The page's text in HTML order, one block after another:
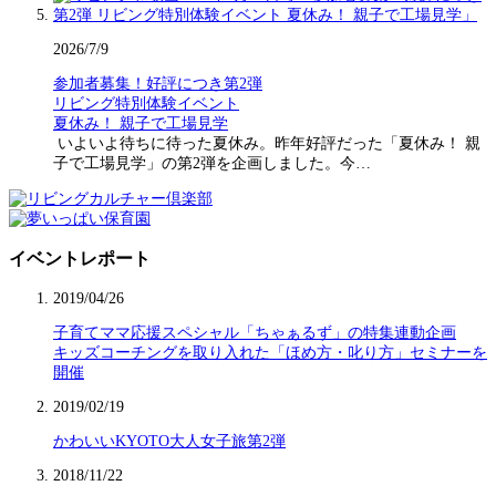
2026/7/9
参加者募集！好評につき第2弾
リビング特別体験イベント
夏休み！ 親子で工場見学
いよいよ待ちに待った夏休み。昨年好評だった「夏休み！ 親
子で工場見学」の第2弾を企画しました。今…
イベントレポート
2019/04/26
子育てママ応援スペシャル「ちゃぁるず」の特集連動企画
キッズコーチングを取り入れた「ほめ方・叱り方」セミナーを
開催
2019/02/19
かわいいKYOTO大人女子旅第2弾
2018/11/22